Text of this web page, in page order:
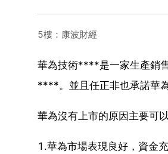
5樓：康波財經
華為技術****是一家生產銷
****。並且任正非也承諾華
華為沒有上市的原因主要可
1.華為市場表現良好，資金